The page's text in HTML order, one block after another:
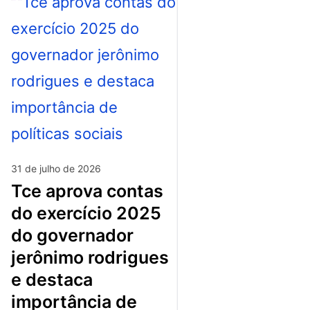
31 de julho de 2026
tce aprova contas
do exercício 2025
do governador
jerônimo rodrigues
e destaca
importância de